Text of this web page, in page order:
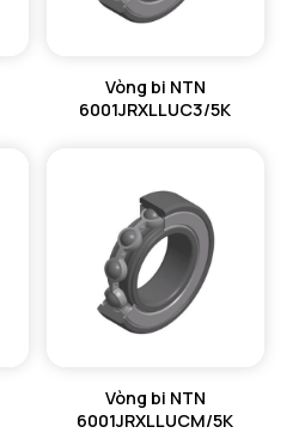
Vòng bi NTN
6001JRXLLUC3/5K
Vòng bi NTN
6001JRXLLUCM/5K